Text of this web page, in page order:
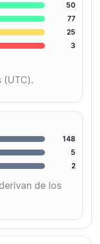
50
77
25
3
(UTC).
148
5
2
de los